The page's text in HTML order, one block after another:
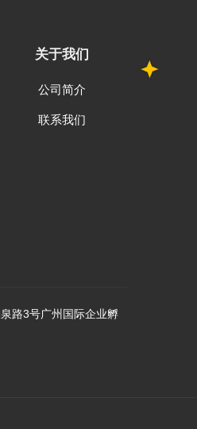
关于我们
公司简介
联系我们
路3号广州国际企业孵